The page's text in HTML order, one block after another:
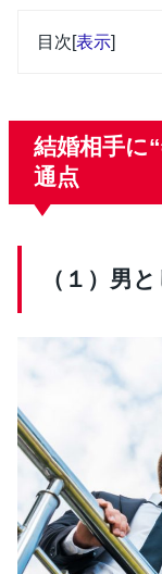
目次[表示]
結婚相手に
通点
（１）男